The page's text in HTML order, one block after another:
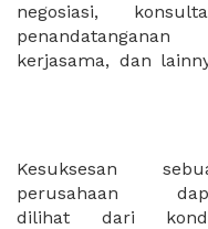
negosiasi,
penandatanganan
kerjasama, dan
Kesuksesan
perusahaan
dilihat dari
mereka sendiri.
mereka harus
auditor